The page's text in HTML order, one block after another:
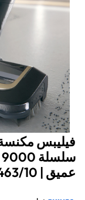
عميق | XW9463/10